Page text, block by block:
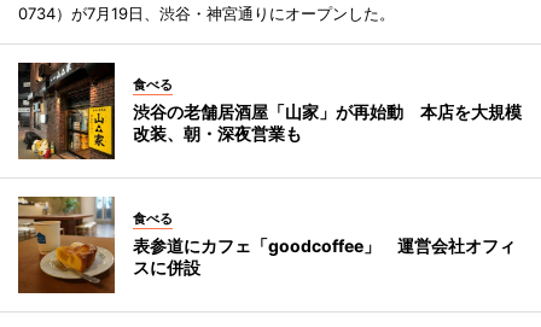
0734）が7月19日、渋谷・神宮通りにオープンした。
食べる
渋谷の老舗居酒屋「山家」が再始動 本店を大規模
改装、朝・深夜営業も
食べる
表参道にカフェ「goodcoffee」 運営会社オフィ
スに併設